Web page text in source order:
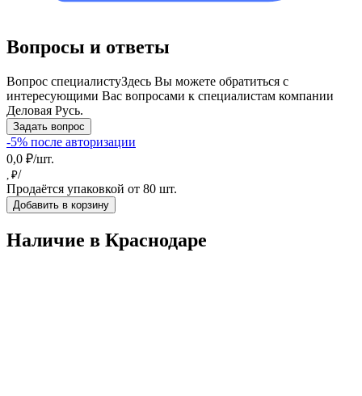
Вопросы и ответы
Вопрос специалистуЗдесь Вы можете обратиться с
интересующими Вас вопросами к специалистам компании
Деловая Русь.
Задать вопрос
-5% после авторизации
0,0 ₽/шт.
, ₽/
Продаётся упаковкой от 80 шт.
Добавить в корзину
Наличие в Краснодарe